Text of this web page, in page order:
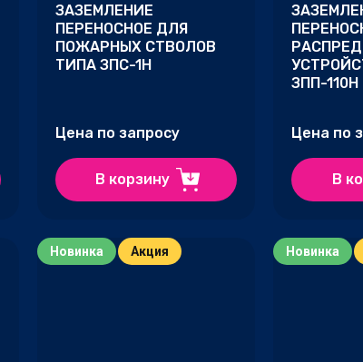
ЗАЗЕМЛЕНИЕ
ПЕРЕНОСНОЕ ДЛЯ
ПОЖАРНЫХ СТВОЛОВ
ТИПА ЗПС-1Н
Цена по запросу
В корзину
ЗПП-110Н
Цена по
В
Новинка Акция Новинка